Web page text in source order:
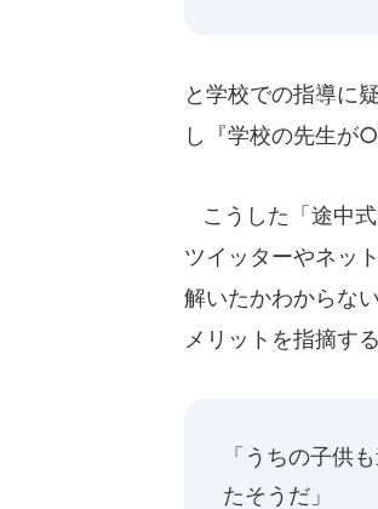
と学校での指導に
し『学校の先生が
こうした「途中
ツイッターやネッ
解いたかわからな
メリットを指摘す
「うちの子供
たそうだ」